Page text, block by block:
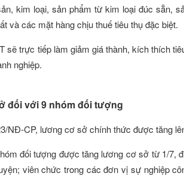
kim loại, sản phẩm từ kim loại đúc sẵn,
và các mặt hàng chịu thuế tiêu thụ đặc biệt.
sẽ trực tiếp làm giảm giá thành, kích thích
nghiệp.
đối với 9 nhóm đối tượng
NĐ-CP, lương cơ sở chính thức được tăng
đối tượng được tăng lương cơ sở từ 1/7,
viên chức trong các đơn vị sự nghiệp